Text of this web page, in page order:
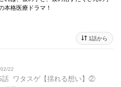
本格医療ドラマ！
1話から
22
話 ワタスゲ【揺れる想い】②